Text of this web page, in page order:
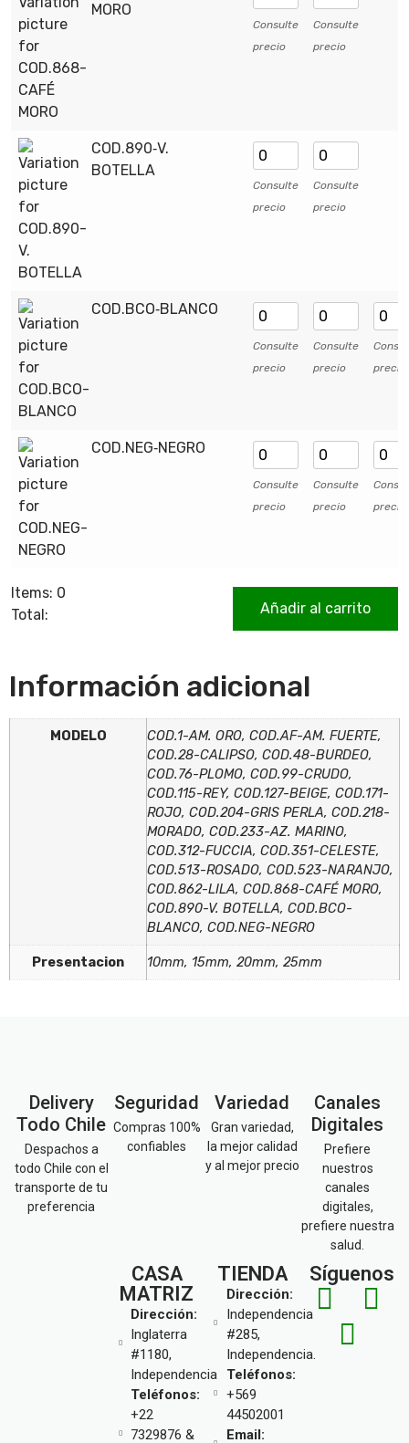
MORO
Consulte
precio
Consulte
precio
COD.890‑V.
BOTELLA
Consulte
precio
Consulte
precio
COD.BCO‑BLANCO
Consulte
precio
Consulte
precio
precio
COD.NEG‑NEGRO
Consulte
precio
Consulte
precio
precio
Items: 0
Total:
$0.00
Añadir al carrito
Información adicional
MODELO
COD.1-AM. ORO, COD.AF-AM. FUERTE,
COD.28-CALIPSO, COD.48-BURDEO,
COD.76-PLOMO, COD.99-CRUDO,
COD.115-REY, COD.127-BEIGE, COD.171-
ROJO, COD.204-GRIS PERLA, COD.218-
MORADO, COD.233-AZ. MARINO,
COD.312-FUCCIA, COD.351-CELESTE,
COD.513-ROSADO, COD.523-NARANJO,
COD.862-LILA, COD.868-CAFÉ MORO,
COD.890-V. BOTELLA, COD.BCO-
BLANCO, COD.NEG-NEGRO
Presentacion 10mm, 15mm, 20mm, 25mm
Delivery
Todo Chile
Despachos a
todo Chile con el
transporte de tu
preferencia
Seguridad
Compras 100%
confiables
Variedad
Gran variedad,
la mejor calidad
y al mejor precio
Canales
Digitales
Prefiere
nuestros
canales
digitales,
prefiere nuestra
salud.
CASA
MATRIZ
Dirección:
Inglaterra
#1180,
Independencia
Teléfonos:
+22
7329876 &
TIENDA
Dirección:
Independencia
#285,
Independencia.
Teléfonos:
+569
44502001
Email:
Síguenos